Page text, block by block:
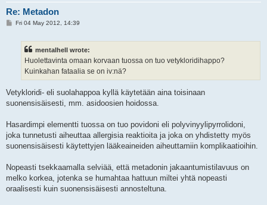
Re: Metadon
PFri 04 May 2012, 14:39
mentalhell wrote:
Huolettavinta omaan korvaan tuossa on tuo vetykloridihappo?
Kuinkahan fataalia se on iv:nä?
Vetykloridi- eli suolahappoa kyllä käytetään aina toisinaan
suonensisäisesti, mm. asidoosien hoidossa.
Hasardimpi elementti tuossa on tuo povidoni eli polyvinyylipyrrolidoni,
joka tunnetusti aiheuttaa allergisia reaktioita ja joka on yhdistetty myös
suonensisäisesti käytettyjen lääkeaineiden aiheuttamiin komplikaatioihin.
Nopeasti tsekkaamalla selviää, että metadonin jakaantumistilavuus on
melko korkea, jotenka se humahtaa hattuun miltei yhtä nopeasti
oraalisesti kuin suonensisäisesti annosteltuna.